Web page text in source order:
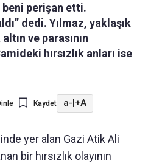
beni perişan etti.
dedi. Yılmaz, yaklaşık
ve parasının
hırsızlık anları ise
Kaydet a- +A
yer alan Gazi Atik Ali
bir hırsızlık olayının